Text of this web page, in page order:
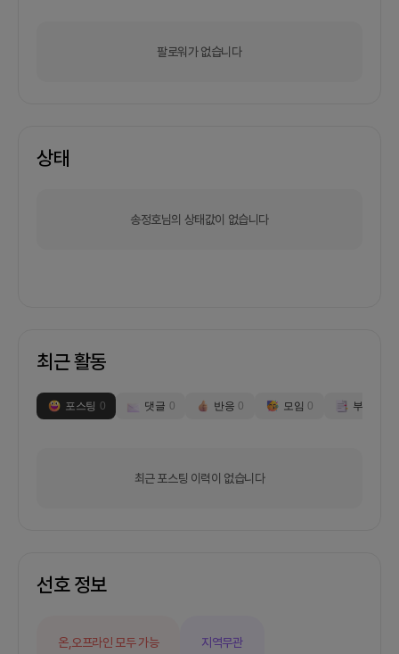
팔로워가 없습니다
상태
송정호님의 상태값이 없습니다
최근 활동
포스팅 0 댓글 0 반응 0 모임 0 부스
최근 포스팅 이력이 없습니다
선호 정보
온,오프라인 모두 가능 지역무관